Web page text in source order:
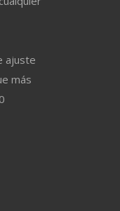
ajuste
más